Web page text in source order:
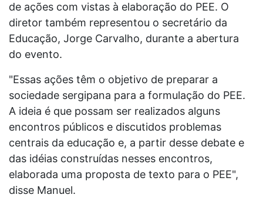
de ações com vistas à elaboração do PEE. O
diretor também representou o secretário da
Educação, Jorge Carvalho, durante a abertura
do evento.
"Essas ações têm o objetivo de preparar a
sociedade sergipana para a formulação do PEE.
A ideia é que possam ser realizados alguns
encontros públicos e discutidos problemas
centrais da educação e, a partir desse debate e
das idéias construídas nesses encontros,
elaborada uma proposta de texto para o PEE",
disse Manuel.